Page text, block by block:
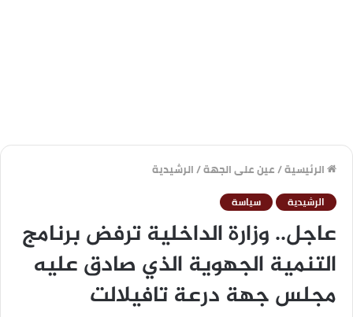
الرئيسية/عين على الجهة/الرشيدية
الرشيدية سياسة
عاجل.. وزارة الداخلية ترفض برنامج
التنمية الجهوية الذي صادق عليه
مجلس جهة درعة تافيلالت